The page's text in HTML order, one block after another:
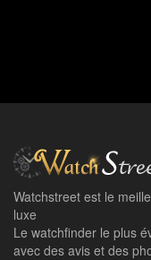
Watchstreet est le
luxe
Le watchfinder le plus
avec des avis et des